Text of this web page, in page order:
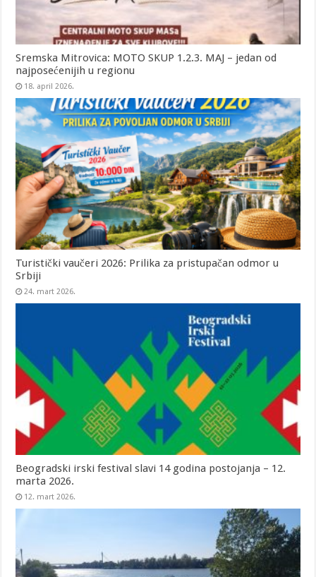
Sremska Mitrovica: MOTO SKUP 1.2.3. MAJ – jedan od
najposećenijih u regionu
18. april 2026.
Turistički vaučeri 2026: Prilika za pristupačan odmor u
Srbiji
24. mart 2026.
Beogradski irski festival slavi 14 godina postojanja – 12.
marta 2026.
12. mart 2026.